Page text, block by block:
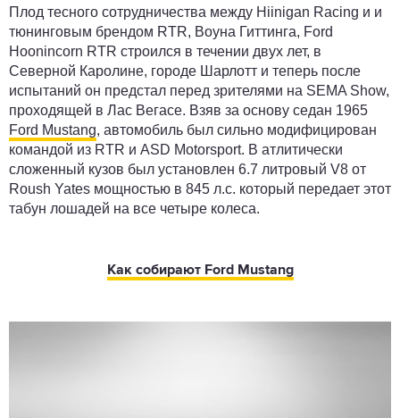
Плод тесного сотрудничества между Hiinigan Racing и и
тюнинговым брендом RTR, Воуна Гиттинга, Ford
Hoonincorn RTR строился в течении двух лет, в
Северной Каролине, городе Шарлотт и теперь после
испытаний он предстал перед зрителями на SEMA Show,
проходящей в Лас Вегасе. Взяв за основу седан 1965
Ford Mustang, автомобиль был сильно модифицирован
командой из RTR и ASD Motorsport. В атлитически
сложенный кузов был установлен 6.7 литровый V8 от
Roush Yates мощностью в 845 л.с. который передает этот
табун лошадей на все четыре колеса.
Как собирают Ford Mustang